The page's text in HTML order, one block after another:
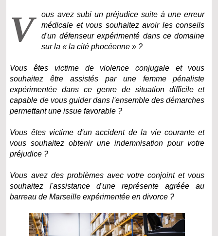
V
ous avez subi un préjudice suite à une erreur
médicale et vous souhaitez avoir les conseils
d'un défenseur expérimenté dans ce domaine
sur la « la cité phocéenne » ?
Vous êtes victime de violence conjugale et vous
souhaitez être assistés par une femme pénaliste
expérimentée dans ce genre de situation difficile et
capable de vous guider dans l'ensemble des démarches
permettant une issue favorable ?
Vous êtes victime d'un accident de la vie courante et
vous souhaitez obtenir une indemnisation pour votre
préjudice ?
Vous avez des problèmes avec votre conjoint et vous
souhaitez l'assistance d'une représente agréée au
barreau de Marseille expérimentée en divorce ?